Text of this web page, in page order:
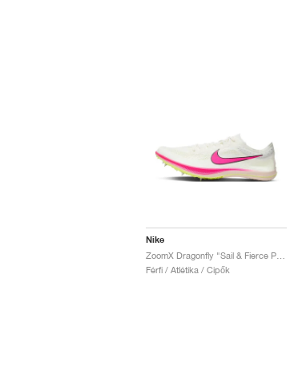
Nike
Férfi / Atlétika / Cipők